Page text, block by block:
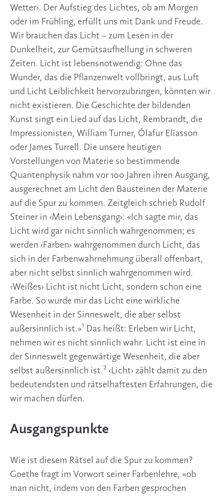
Wetter›. Der Aufstieg des Lichtes, ob am Morgen
oder im Frühling, erfüllt uns mit Dank und Freude.
Wir brauchen das Licht – zum Lesen in der
Dunkelheit, zur Gemütsaufhellung in schweren
Zeiten. Licht ist lebensnotwendig: Ohne das
Wunder, das die Pflanzenwelt vollbringt, aus Luft
und Licht Leiblichkeit hervorzubringen, könnten wir
nicht existieren. Die Geschichte der bildenden
Kunst singt ein Lied auf das Licht, Rembrandt, die
Impressionisten, William Turner, Ólafur Elíasson
oder James Turrell. Die unsere heutigen
Vorstellungen von Materie so bestimmende
Quantenphysik nahm vor 100 Jahren ihren Ausgang,
ausgerechnet am Licht den Bausteinen der Materie
auf die Spur zu kommen. Zeitgleich schrieb Rudolf
Steiner in ‹Mein Lebensgang›: «Ich sagte mir, das
Licht wird gar nicht sinnlich wahrgenommen; es
werden ‹Farben› wahrgenommen durch Licht, das
sich in der Farbenwahrnehmung überall offenbart,
aber nicht selbst sinnlich wahrgenommen wird.
‹Weißes› Licht ist nicht Licht, sondern schon eine
Farbe. So wurde mir das Licht eine wirkliche
Wesenheit in der Sinneswelt, die aber selbst
außersinnlich ist.»1 Das heißt: Erleben wir Licht,
nehmen wir es nicht sinnlich wahr. Licht ist eine in
der Sinneswelt gegenwärtige Wesenheit, die aber
selbst außersinnlich ist.2 ‹Licht› zählt damit zu den
bedeutendsten und rätselhaftesten Erfahrungen, die
wir machen dürfen.
Ausgangspunkte
Wie ist diesem Rätsel auf die Spur zu kommen?
Goethe fragt im Vorwort seiner Farbenlehre, «ob
man nicht, indem von den Farben gesprochen